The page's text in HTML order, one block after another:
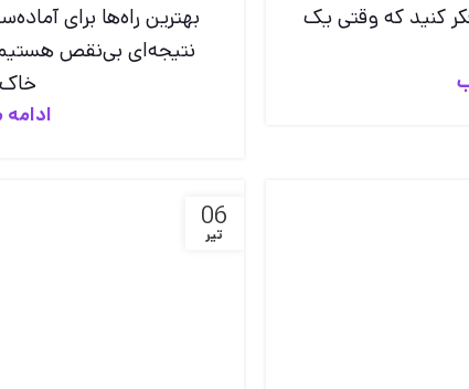
کنید که وقتی یک
بهترین راه‌ها برای
نتیجه‌ای بی‌نقص
06
تیر